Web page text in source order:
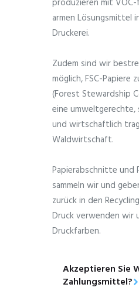
produzieren mit
armen Lösungsmittel
Druckerei.
Zudem sind wir
möglich, FSC-Papiere
(Forest Stewardship
eine umweltgerechte,
und wirtschaftlich
Waldwirtschaft.
Papierabschnitte und
sammeln wir und
zurück in den
Druck verwenden wir
Druckfarben.
Akzeptieren Sie
Zahlungsmittel?